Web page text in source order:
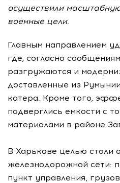
осуществили
военные цели.
Главным направлением
где, согласно
разгружаются и
доставленные из
катера. Кроме того,
подверглись емкости с
материалами в районе
В Харькове целью стали
железнодорожной сети:
пункт управления,